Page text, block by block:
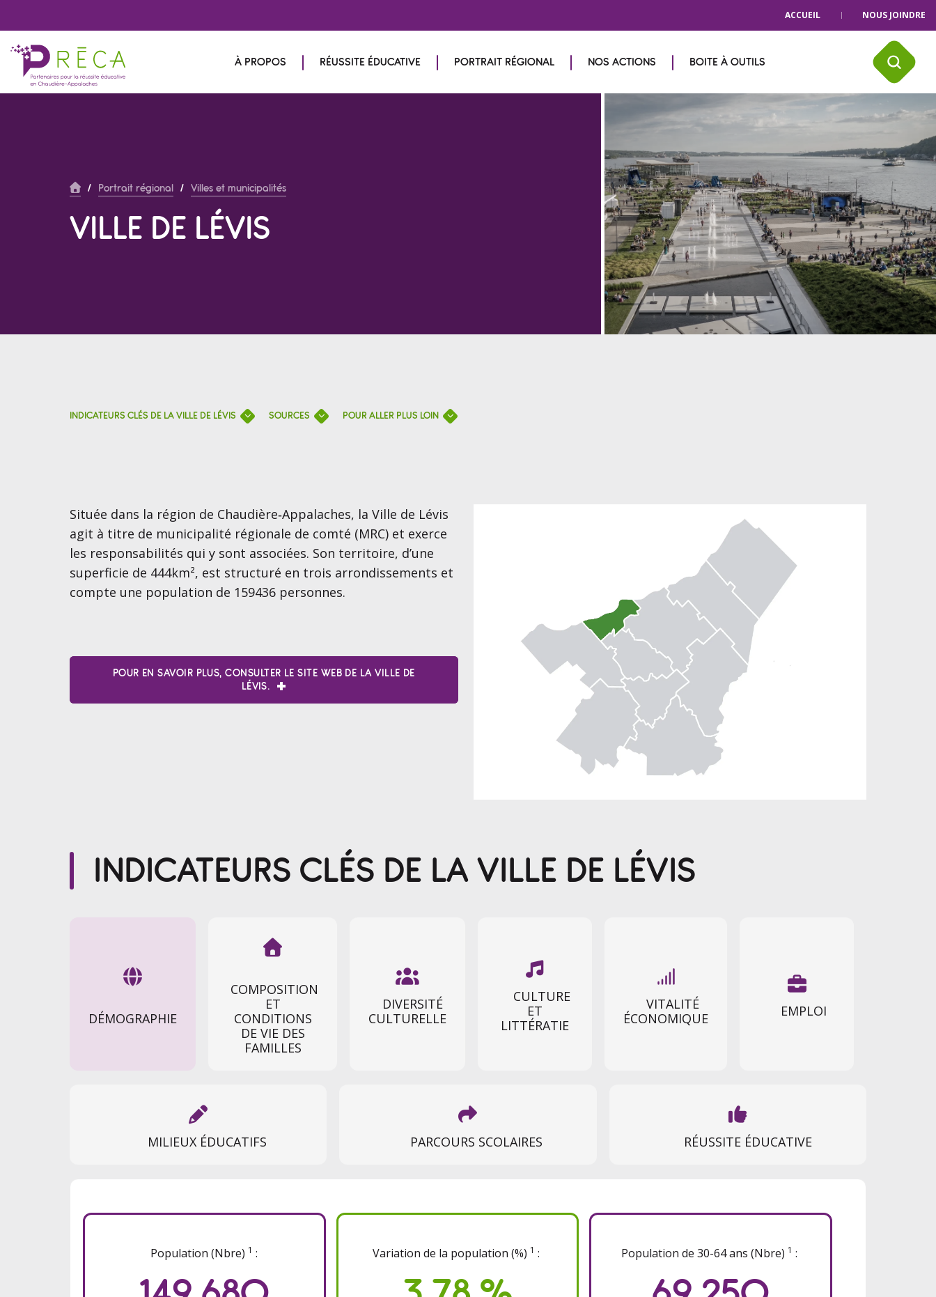
ACCUEIL NOUS JOINDRE
À PROPOS RÉUSSITE ÉDUCATIVE PORTRAIT RÉGIONAL NOS ACTIONS BOITE À OUTILS
/ Portrait régional / Villes et municipalités
VILLE DE LÉVIS
INDICATEURS CLÉS DE LA VILLE DE LÉVIS SOURCES POUR ALLER PLUS LOIN
Située dans la région de Chaudière‑Appalaches, la Ville de Lévis
agit à titre de municipalité régionale de comté (MRC) et exerce
les responsabilités qui y sont associées. Son territoire, d’une
superficie de 444km², est structuré en trois arrondissements et
compte une population de 159436 personnes.
POUR EN SAVOIR PLUS, CONSULTER LE SITE WEB DE LA VILLE DE
LÉVIS.
INDICATEURS CLÉS DE LA VILLE DE LÉVIS

DÉMOGRAPHIE

COMPOSITION
ET
CONDITIONS
DE VIE DES
FAMILLES

DIVERSITÉ
CULTURELLE

CULTURE
ET
LITTÉRATIE

VITALITÉ
ÉCONOMIQUE

EMPLOI

MILIEUX ÉDUCATIFS

PARCOURS SCOLAIRES

RÉUSSITE ÉDUCATIVE
Population (Nbre) 1 : Variation de la population (%) 1 : Population de 30-64 ans (Nbre) 1 :